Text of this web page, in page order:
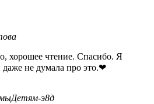
хорошее чтение. Спасибо. Я
даже не думала про это.❤
э8д